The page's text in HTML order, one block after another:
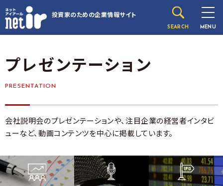
投資家のための企業情報サイト
SEARCH MENU
プレゼンテーション
PRESENTATION
会社説明会のプレゼンテーションや、注目企業の経営者インタビ
ューなど、動画コンテンツを中心に掲載しています。